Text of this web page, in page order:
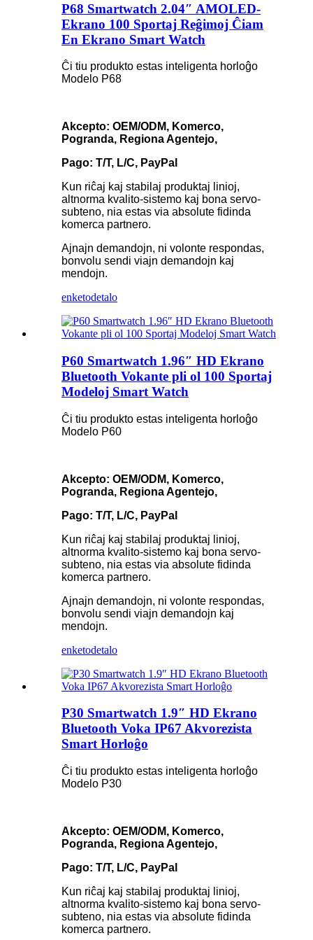
P68 Smartwatch 2.04″ AMOLED-
Ekrano 100 Sportaj Reĝimoj Ĉiam
En Ekrano Smart Watch
Ĉi tiu produkto estas inteligenta horloĝo
Modelo P68
Akcepto: OEM/ODM, Komerco,
Pogranda, Regiona Agentejo,
Pago: T/T, L/C, PayPal
Kun riĉaj kaj stabilaj produktaj linioj,
altnorma kvalito-sistemo kaj bona servo-
subteno, nia estas via absolute fidinda
komerca partnero.
Ajnajn demandojn, ni volonte respondas,
bonvolu sendi viajn demandojn kaj
mendojn.
enketodetalo
P60 Smartwatch 1.96″ HD Ekrano
Bluetooth Vokante pli ol 100 Sportaj
Modeloj Smart Watch
Ĉi tiu produkto estas inteligenta horloĝo
Modelo P60
Akcepto: OEM/ODM, Komerco,
Pogranda, Regiona Agentejo,
Pago: T/T, L/C, PayPal
Kun riĉaj kaj stabilaj produktaj linioj,
altnorma kvalito-sistemo kaj bona servo-
subteno, nia estas via absolute fidinda
komerca partnero.
Ajnajn demandojn, ni volonte respondas,
bonvolu sendi viajn demandojn kaj
mendojn.
enketodetalo
P30 Smartwatch 1.9″ HD Ekrano
Bluetooth Voka IP67 Akvorezista
Smart Horloĝo
Ĉi tiu produkto estas inteligenta horloĝo
Modelo P30
Akcepto: OEM/ODM, Komerco,
Pogranda, Regiona Agentejo,
Pago: T/T, L/C, PayPal
Kun riĉaj kaj stabilaj produktaj linioj,
altnorma kvalito-sistemo kaj bona servo-
subteno, nia estas via absolute fidinda
komerca partnero.